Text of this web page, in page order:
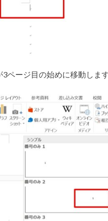
3ページ目の始めに移動しま